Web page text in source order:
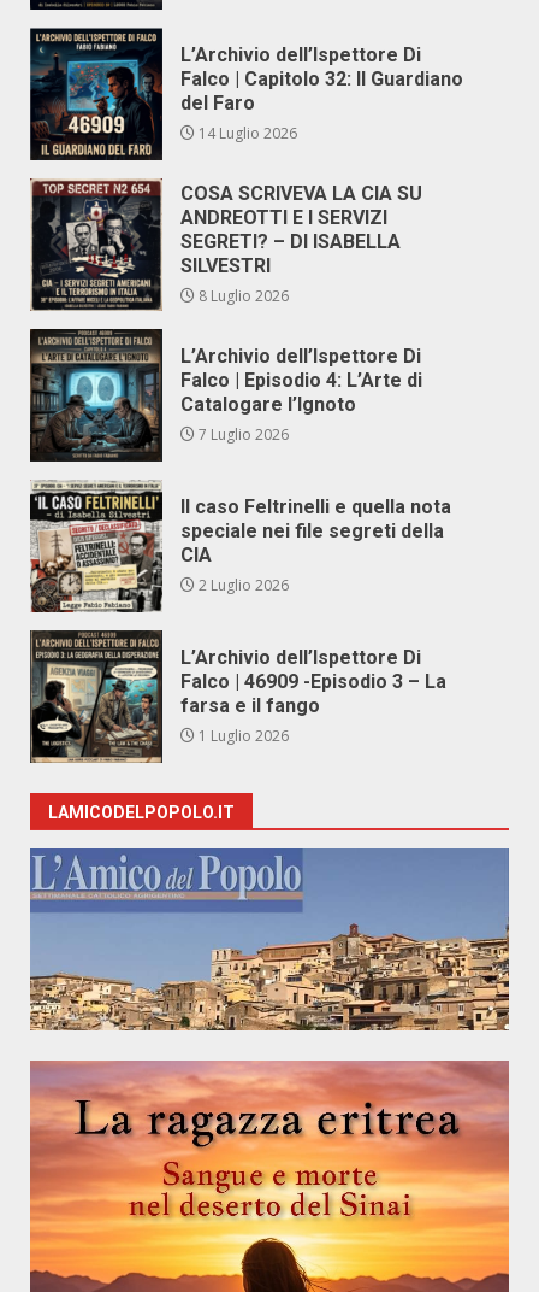
L’Archivio dell’Ispettore Di
Falco | Capitolo 32: Il Guardiano
del Faro
14 Luglio 2026
COSA SCRIVEVA LA CIA SU
ANDREOTTI E I SERVIZI
SEGRETI? – DI ISABELLA
SILVESTRI
8 Luglio 2026
L’Archivio dell’Ispettore Di
Falco | Episodio 4: L’Arte di
Catalogare l’Ignoto
7 Luglio 2026
Il caso Feltrinelli e quella nota
speciale nei file segreti della
CIA
2 Luglio 2026
L’Archivio dell’Ispettore Di
Falco | 46909 -Episodio 3 – La
farsa e il fango
1 Luglio 2026
LAMICODELPOPOLO.IT